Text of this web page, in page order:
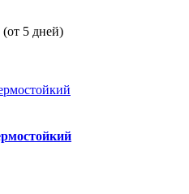
5 дней)